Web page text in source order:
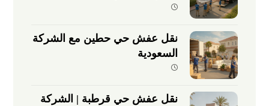
نقل عفش حي حطين مع الشركة
السعودية
نقل عفش حي قرطبة | الشركة